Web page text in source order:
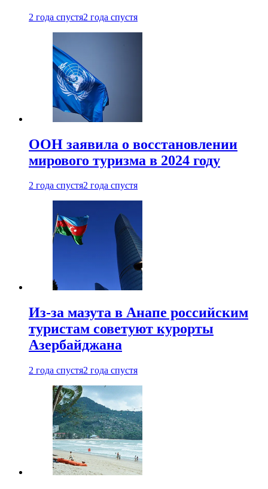
2 года спустя2 года спустя
ООН заявила о восстановлении
мирового туризма в 2024 году
2 года спустя2 года спустя
Из-за мазута в Анапе российским
туристам советуют курорты
Азербайджана
2 года спустя2 года спустя